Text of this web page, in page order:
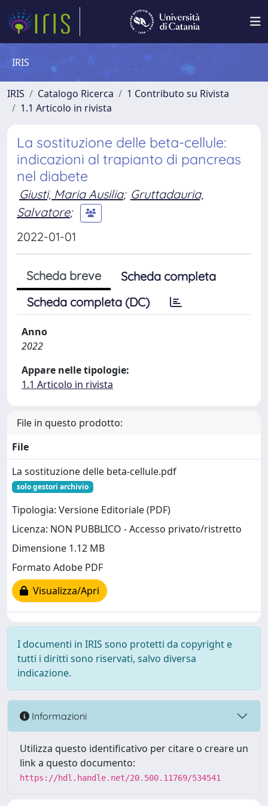
IRIS
IRIS Catalogo Ricerca
1 Contributo su Rivista
1.1 Articolo in rivista
La sostituzione delle beta-cellule:
indicazioni al trapianto di pancreas
nel diabete
Giusti, Maria Ausilia; Gruttadauria,
Salvatore;
2022-01-01
Scheda breve
Scheda completa
Scheda completa (DC)
Anno
2022
Appare nelle tipologie:
1.1 Articolo in rivista
File in questo prodotto:
File
La sostituzione delle beta-cellule.pdf
solo gestori archivio
Tipologia: Versione Editoriale (PDF)
Licenza: NON PUBBLICO - Accesso privato/ristretto
Dimensione 1.12 MB
Formato Adobe PDF
Visualizza/Apri
I documenti in IRIS sono protetti da copyright e
tutti i diritti sono riservati, salvo diversa
indicazione.
Informazioni
Utilizza questo identificativo per citare o creare un
link a questo documento:
https://hdl.handle.net/20.500.11769/534541